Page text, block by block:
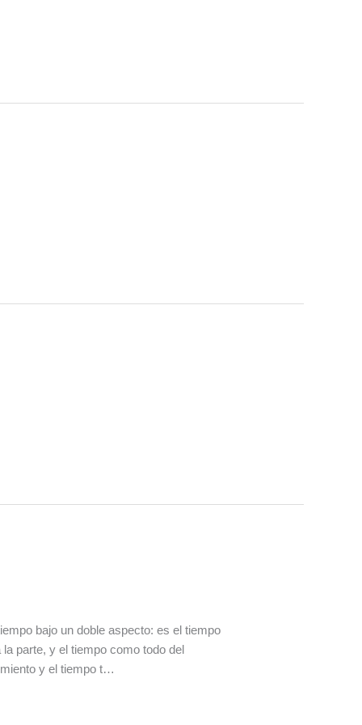
bajo un doble aspecto: es el tiempo
parte, y el tiempo como todo del
y el tiempo t…